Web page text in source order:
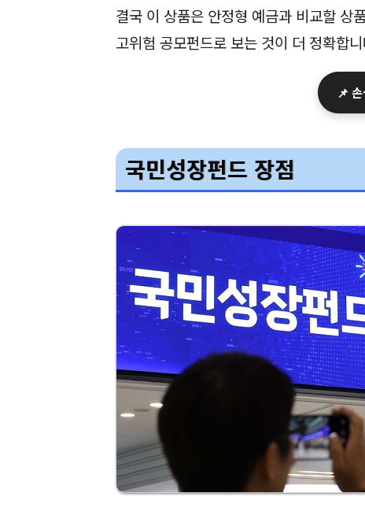
결국 이 상품은 안정형 예금과 비교할 상
고위험 공모펀드로 보는 것이 더 정확합
📌
국민성장펀드 장점